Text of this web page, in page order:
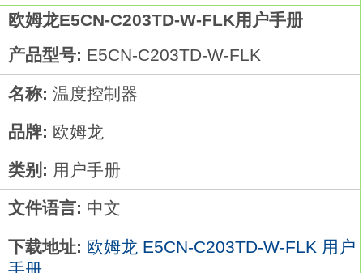
欧姆龙E5CN-C203TD-W-FLK用户手册
产品型号: E5CN-C203TD-W-FLK
名称: 温度控制器
品牌: 欧姆龙
类别: 用户手册
文件语言: 中文
下载地址: 欧姆龙 E5CN-C203TD-W-FLK 用户
手册